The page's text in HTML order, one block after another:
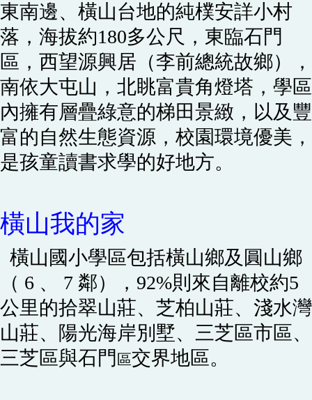
東南邊、橫山台地的純樸安詳小村
落，海拔約180多公尺， 東臨石門
區，西望源興居（李前總統故鄉），
南依大屯山，北眺富貴角燈塔，學區
內擁有層疊綠意的梯田景緻，以及豐
富的自然生態資源，校園環境優美，
是孩童讀書求學的好地方。
橫山我的家
橫山國小學區包括橫山鄉及圓山鄉
（ 6 、 7 鄰），92%則來自離校約5
公里的拾翠山莊、芝柏山莊、淺水灣
山莊、陽光海岸別墅、三芝區市區、
三芝區與石門 區交界地區。